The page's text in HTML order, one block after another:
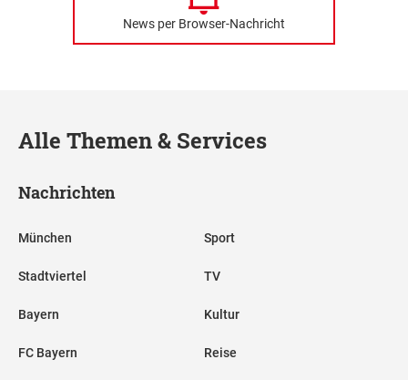
News per Browser-Nachricht
Alle Themen & Services
Nachrichten
München
Stadtviertel
Bayern
FC Bayern
Sport
TV
Kultur
Reise